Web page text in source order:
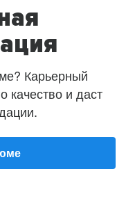
Карьерный
качество и даст